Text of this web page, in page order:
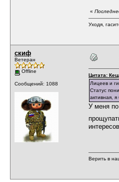
«
Уходя,
скиф
Ветеран
Offline
Сообщений: 1088
Цитата:
Лицеев и
Статус
активная,
У меня по
Верить в